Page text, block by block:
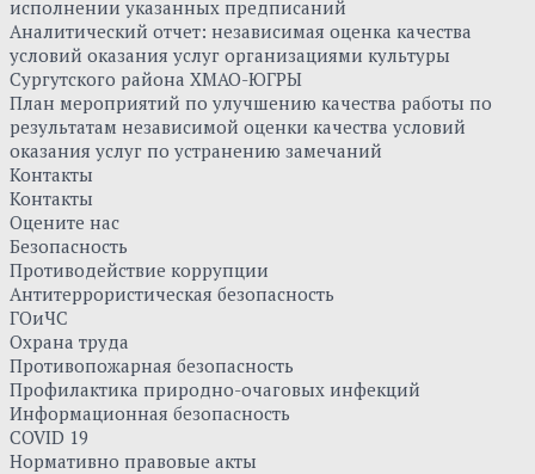
исполнении указанных предписаний
Аналитический отчет: независимая оценка качества
условий оказания услуг организациями культуры
Сургутского района ХМАО-ЮГРЫ
План мероприятий по улучшению качества работы по
результатам независимой оценки качества условий
оказания услуг по устранению замечаний
Контакты
Контакты
Оцените нас
Безопасность
Противодействие коррупции
Антитеррористическая безопасность
ГОиЧС
Охрана труда
Противопожарная безопасность
Профилактика природно-очаговых инфекций
Информационная безопасность
COVID 19
Нормативно правовые акты